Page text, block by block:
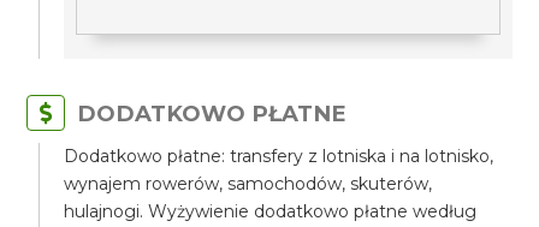
DODATKOWO PŁATNE
Dodatkowo płatne: transfery z lotniska i na lotnisko,
wynajem rowerów, samochodów, skuterów,
hulajnogi. Wyżywienie dodatkowo płatne według